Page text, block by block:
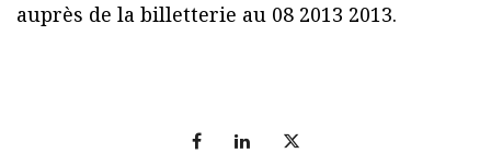
auprès de la billetterie au 08 2013 2013.